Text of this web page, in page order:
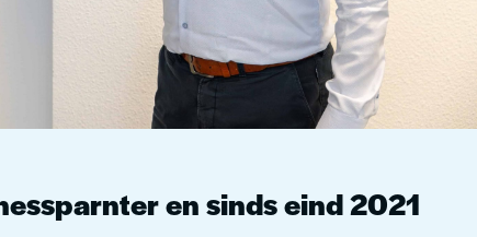
en sinds eind 2021